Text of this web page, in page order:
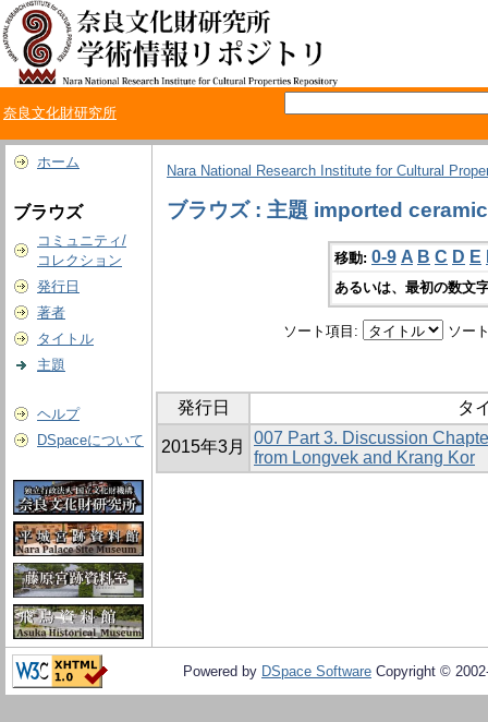
奈良文化財研究所
ホーム
ブラウズ
コミュニティ/
コレクション
発行日
著者
タイトル
主題
ヘルプ
DSpaceについて
Nara National Research Institute for Cultural
ブラウズ : 主題 imported
移動: 0-9 A B C D E
あるいは、最初の数文
ソート項目: ソー
発行日 タ
2015年3月
007 Part 3. Discussion
from Longvek and Krang Kor
Powered by DSpace Software Copyright ©